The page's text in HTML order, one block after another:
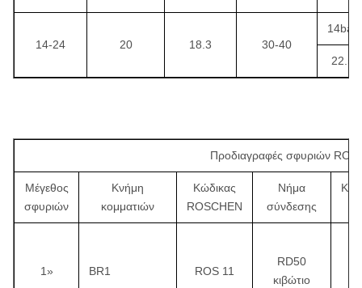
14-24 20 18.3 30-40
14bar
22.5
Προδιαγραφές σφυριών
Μέγεθος
σφυριών
Κνήμη
κομματιών
Κώδικας
ROSCHEN
Νήμα
σύνδεσης
1» BR1 ROS 11
RD50
κιβώτιο